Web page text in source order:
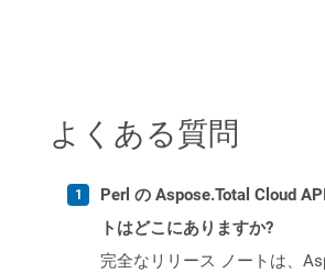
よくある質問
Perl の Aspose.Total Cloud
トはどこにありますか?
完全なリリース ノートは、